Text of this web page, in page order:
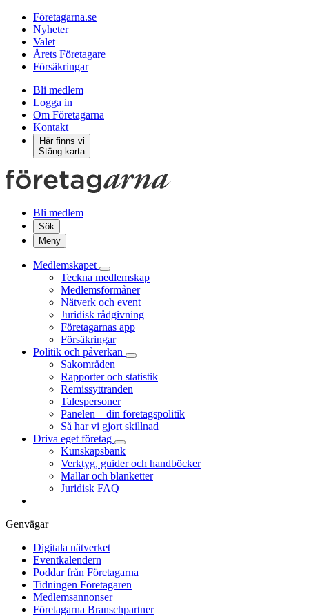
Företagarna.se
Nyheter
Valet
Årets Företagare
Försäkringar
Bli medlem
Logga in
Om Företagarna
Kontakt
Här finns vi
Stäng karta
Bli medlem
Sök
Meny
Medlemskapet
Teckna medlemskap
Medlemsförmåner
Nätverk och event
Juridisk rådgivning
Företagarnas app
Försäkringar
Politik och påverkan
Sakområden
Rapporter och statistik
Remissyttranden
Talespersoner
Panelen – din företagspolitik
Så har vi gjort skillnad
Driva eget företag
Kunskapsbank
Verktyg, guider och handböcker
Mallar och blanketter
Juridisk FAQ
Genvägar
Digitala nätverket
Eventkalendern
Poddar från Företagarna
Tidningen Företagaren
Medlemsannonser
Företagarna Branschpartner